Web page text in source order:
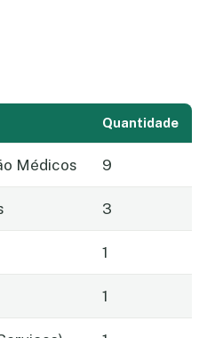
Quantidade
Médicos 9
3
1
1